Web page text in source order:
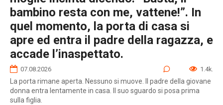
bambino resta con me, vattene!”. In
quel momento, la porta di casa si
apre ed entra il padre della ragazza, e
accade l’inaspettato.
07.08.2026 1.4k.
La porta rimane aperta. Nessuno si muove. Il padre della giovane
donna entra lentamente in casa. Il suo sguardo si posa prima
sulla figlia.